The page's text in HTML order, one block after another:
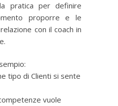
pratica per definire
proporre e le
con il coach in
tipo di Clienti si sente
vuole